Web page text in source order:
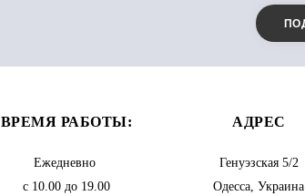
ВРЕМЯ РАБОТЫ:
Ежедневно
с 10.00 до 19.00
АДРЕС
Генуэзская 5/2
Одесса, Украина